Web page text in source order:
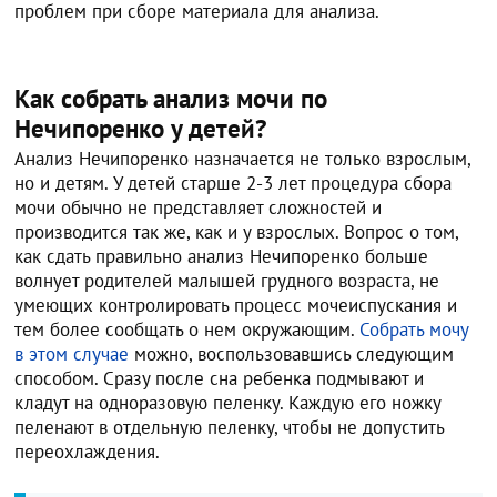
проблем при сборе материала для анализа.
Как собрать анализ мочи по
Нечипоренко у детей?
Анализ Нечипоренко назначается не только взрослым,
но и детям. У детей старше 2-3 лет процедура сбора
мочи обычно не представляет сложностей и
производится так же, как и у взрослых. Вопрос о том,
как сдать правильно анализ Нечипоренко больше
волнует родителей малышей грудного возраста, не
умеющих контролировать процесс мочеиспускания и
тем более сообщать о нем окружающим. Собрать мочу
в этом случае можно, воспользовавшись следующим
способом. Сразу после сна ребенка подмывают и
кладут на одноразовую пеленку. Каждую его ножку
пеленают в отдельную пеленку, чтобы не допустить
переохлаждения.